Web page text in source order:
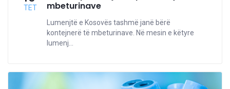
TET
mbeturinave
Lumenjtë e Kosovës tashmë janë bërë
kontejnerë të mbeturinave. Në mesin e këtyre
lumenj...